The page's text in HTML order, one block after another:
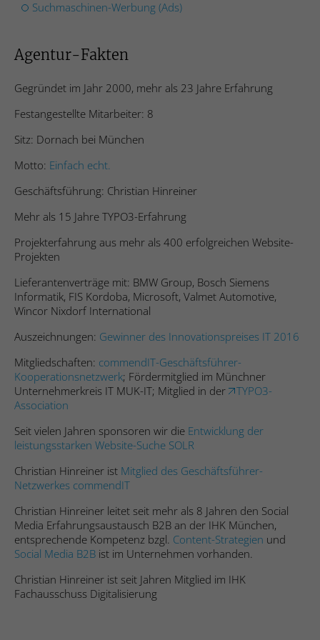
Suchmaschinen-Werbung (Ads)
Agentur-Fakten
Gegründet im Jahr 2000, mehr als 23 Jahre Erfahrung
Festangestellte Mitarbeiter: 8
Sitz: Dornach bei München
Motto: Einfach echt.
Geschäftsführung: Christian Hinreiner
Mehr als 15 Jahre TYPO3-Erfahrung
Projekterfahrung aus mehr als 400 erfolgreichen Website-
Projekten
Lieferantenverträge mit: BMW Group, Bosch Siemens
Informatik, FIS Kordoba, Microsoft, Valmet Automotive,
Wincor Nixdorf International
Auszeichnungen: Gewinner des Innovationspreises IT 2016
Mitgliedschaften: commendIT-Geschäftsführer-
Kooperationsnetzwerk; Fördermitglied im Münchner
Unternehmerkreis IT MUK-IT; Mitglied in der
TYPO3-
Association
Seit vielen Jahren sponsoren wir die Entwicklung der
leistungsstarken Website-Suche SOLR
Christian Hinreiner ist Mitglied des Geschäftsführer-
Netzwerkes commendIT
Christian Hinreiner leitet seit mehr als 8 Jahren den Social
Media Erfahrungsaustausch B2B an der IHK München,
entsprechende Kompetenz bzgl. Content-Strategien und
Social Media B2B ist im Unternehmen vorhanden.
Christian Hinreiner ist seit Jahren Mitglied im IHK
Fachausschuss Digitalisierung
Anbieter
Laufzeit Sitzungsdauer
Zweck
Kundenrezensionen von
Bewertungsseiten Dritter auf der Website.
Laufzeit Dauerhaft
Name _li_id.be66.expires
Anbieter Leadinfo
Anbieter
Laufzeit Dauerhaft
Name _li_ses.be66.expires
Anbieter
Laufzeit Dauerhaft
Zweck n.n.
Name snowplowOutQueue_#_post2
Anbieter Leadinfo
Laufzeit Dauerhaft
maßgeschneiderte Online-Werbung zu
Laufzeit Sitzungsdauer
Zweck
Erfasst statistische Daten zu Website-
Anzahl der Besuche, durchschnittliche
Verweildauer auf der Website und welche
Seiten geladen wurden. Der Zweck ist die
Segmentierung der Benutzer der Website
geografische Lage, damit Medien- und
Marketing-Agenturen ihre Zielgruppen
strukturieren und verstehen können, um
ermöglichen.
Name __hstc
Laufzeit 180 Tage
Erfasst statistische Daten zu Website-
Anzahl der Besuche, durchschnittliche
Verweildauer auf der Website und welche
Seiten geladen wurden. Der Zweck ist die
Segmentierung der Benutzer der Website
nach Faktoren wie Demografie und
geografische Lage, damit Medien- und